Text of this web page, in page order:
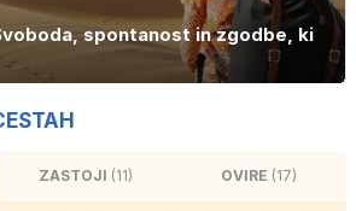
spontanost in zgodbe, ki
ZASTOJI (11) OVIRE (17)